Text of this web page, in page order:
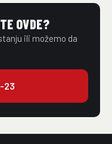
OVDE?
ili možemo da
23